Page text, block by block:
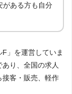
がある方も自分
」を運営していま
り、全国の求人
接客・販売、軽作